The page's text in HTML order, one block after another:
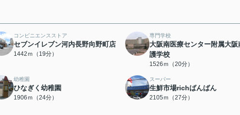
コンビニエンスストア
セブンイレブン河内長野向野町店
1442ｍ（19分）
専門学校
大阪南医療センター附属大阪
護学校
1526ｍ（20分）
幼稚園
ひなぎく幼稚園
1906ｍ（24分）
スーパー
生鮮市場richばんばん
2105ｍ（27分）